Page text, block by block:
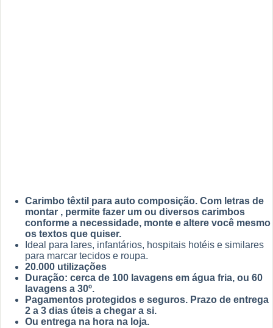
Carimbo têxtil para auto composição. Com letras de
montar , permite fazer um ou diversos carimbos
conforme a necessidade, monte e altere você mesmo
os textos que quiser.
Ideal para lares, infantários, hospitais hotéis e similares
para marcar tecidos e roupa.
20.000 utilizações
Duração: cerca de 100 lavagens em água fria, ou 60
lavagens a 30º.
Pagamentos protegidos e seguros. Prazo de entrega
2 a 3 dias úteis a chegar a si.
Ou entrega na hora na loja.